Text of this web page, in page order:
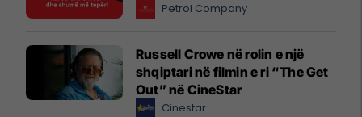
Petrol Company
Russell Crowe në rolin e një
shqiptari në filmin e ri “The Get
Out” në CineStar
Cinestar